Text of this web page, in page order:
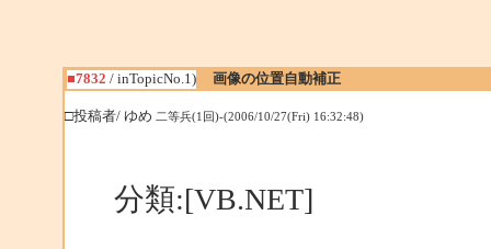
■7832 / inTopicNo.1) 画像の位置自動補正
□投稿者/ ゆめ 二等兵(1回)-(2006/10/27(Fri) 16:32:48)
分類:[VB.NET]